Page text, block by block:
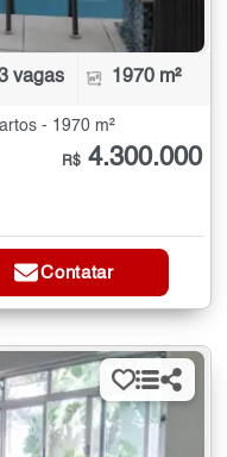
vagas 1970 m²
- 1970 m²
R$ 4.300.000
Contatar